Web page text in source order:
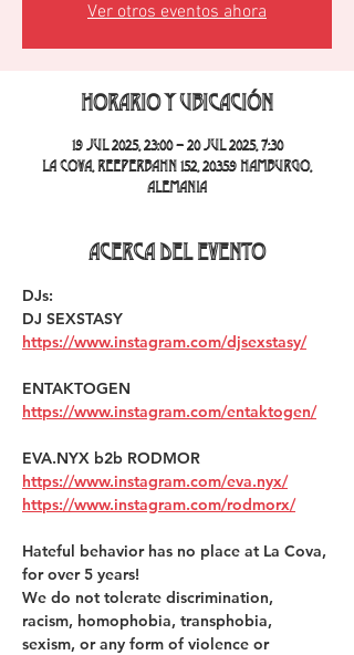
Ver otros eventos ahora
Horario y ubicación
19 jul 2025, 23:00 – 20 jul 2025, 7:30
La Cova, Reeperbahn 152, 20359 Hamburgo,
Alemania
Acerca del evento
DJs:
DJ SEXSTASY
https://www.instagram.com/djsexstasy/
ENTAKTOGEN
https://www.instagram.com/entaktogen/
EVA.NYX b2b RODMOR
https://www.instagram.com/eva.nyx/
https://www.instagram.com/rodmorx/
Hateful behavior has no place at La Cova,
for over 5 years!
We do not tolerate discrimination,
racism, homophobia, transphobia,
sexism, or any form of violence or